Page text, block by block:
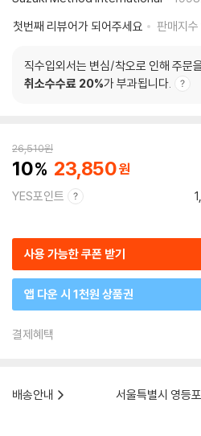
첫번째 리뷰어가 되어주세요
판매지수
직수입외서는 변심/착오로 인해 주문
취소수수료 20%가 부과됩니다.
26,510원
10 23,850
YES포인트
사용 가능한 쿠폰 받기
앱 다운 시 1천원 상품권
결제혜택
배송안내
서울특별시 영등